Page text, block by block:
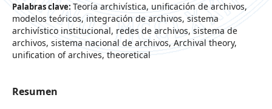
Palabras clave: Teoría archivística, unificación de archivos,
modelos teóricos, integración de archivos, sistema
archivístico institucional, redes de archivos, sistema de
archivos, sistema nacional de archivos, Archival theory,
unification of archives, theoretical
Resumen